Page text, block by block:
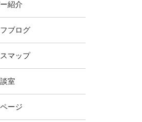
紹介
ブログ
マップ
室
ージ